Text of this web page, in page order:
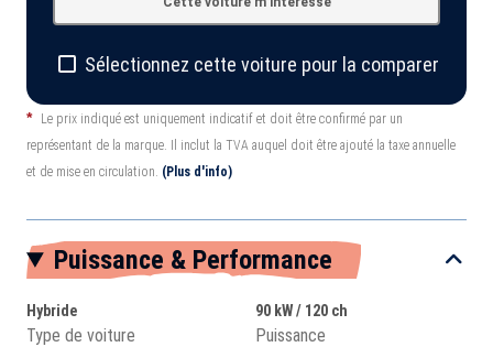
Sélectionnez cette voiture pour la comparer
*
Le prix indiqué est uniquement indicatif et doit être confirmé par un
représentant de la marque. Il inclut la TVA auquel doit être ajouté la taxe annuelle
et de mise en circulation. (Plus d'info)
Puissance & Performance
Hybride
Type de voiture
90 kW / 120 ch
Puissance